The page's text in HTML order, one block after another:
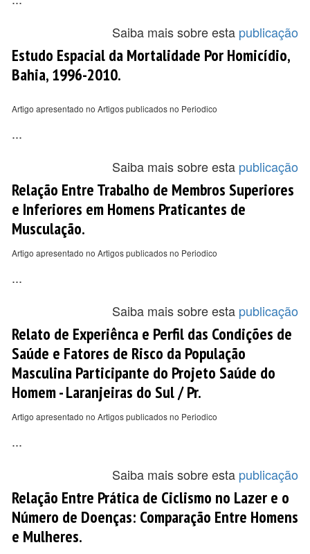
Saiba mais sobre esta publicação
Estudo Espacial da Mortalidade Por Homicídio,
Bahia, 1996-2010.
Artigo apresentado no Artigos publicados no Periodico
...
Saiba mais sobre esta publicação
Relação Entre Trabalho de Membros Superiores
e Inferiores em Homens Praticantes de
Musculação.
Artigo apresentado no Artigos publicados no Periodico
...
Saiba mais sobre esta publicação
Relato de Experiênca e Perfil das Condições de
Saúde e Fatores de Risco da População
Masculina Participante do Projeto Saúde do
Homem - Laranjeiras do Sul / Pr.
Artigo apresentado no Artigos publicados no Periodico
...
Saiba mais sobre esta publicação
Relação Entre Prática de Ciclismo no Lazer e o
Número de Doenças: Comparação Entre Homens
e Mulheres.